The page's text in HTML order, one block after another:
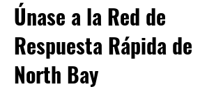
Únase a la Red de
Respuesta Rápida de
North Bay